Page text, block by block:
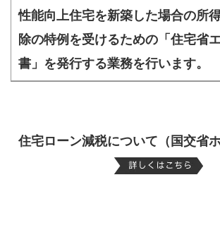
性能向上住宅を新築した場合の所
除の特例を受けるための「住宅省
書」を発行する業務を行います。
住宅ローン減税について（国交省